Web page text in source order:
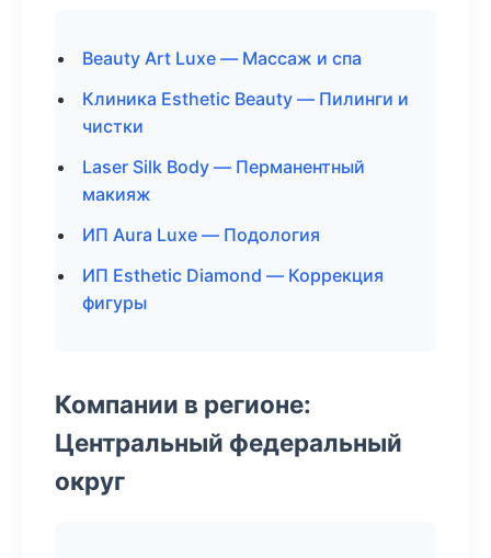
Beauty Art Luxe — Массаж и спа
Клиника Esthetic Beauty — Пилинги и
чистки
Laser Silk Body — Перманентный
макияж
ИП Aura Luxe — Подология
ИП Esthetic Diamond — Коррекция
фигуры
Компании в регионе:
Центральный федеральный
округ